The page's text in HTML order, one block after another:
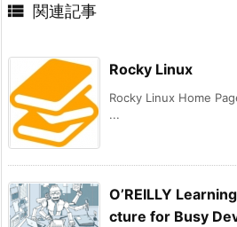
 関連記事
Rocky Linux
Rocky Linux Home
...
O’REILLY
cture for Busy